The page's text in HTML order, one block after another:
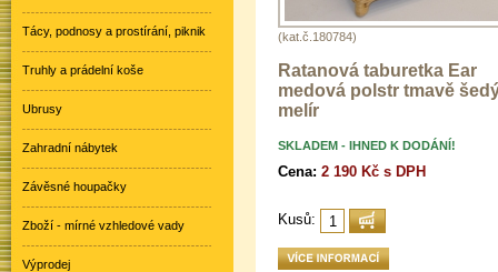
(kat.č.180784)
Ratanová taburetka Ear
medová polstr tmavě
melír
SKLADEM - IHNED K DODÁNÍ!
Cena: 2 190 Kč s DPH
Kusů:
Tácy, podnosy a prostírání, piknik
Truhly a prádelní koše
Ubrusy
Zahradní nábytek
Závěsné houpačky
Zboží - mírné vzhledové vady
Výprodej